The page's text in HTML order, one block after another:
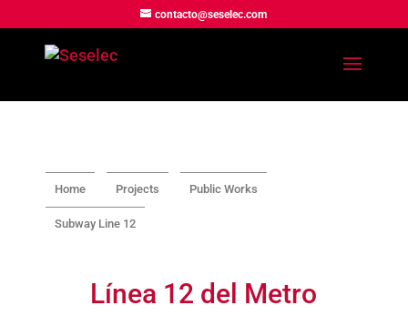
contacto@seselec.com
Home Projects Public Works
Subway Line 12
Línea 12 del Metro